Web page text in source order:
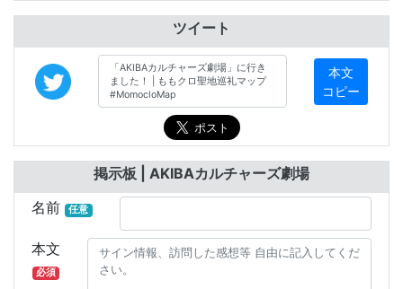
ツイート
本文
コピー
掲示板 | AKIBAカルチャーズ劇場
名前
任意
本文
必須